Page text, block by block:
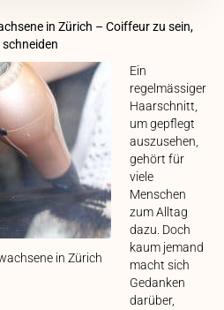
in Zürich – Coiffeur zu sein,
in Zürich
Ein
regelmässiger
Haarschnitt,
um gepflegt
auszusehen,
gehört für
viele
Menschen
zum Alltag
dazu. Doch
kaum jemand
macht sich
Gedanken
darüber,